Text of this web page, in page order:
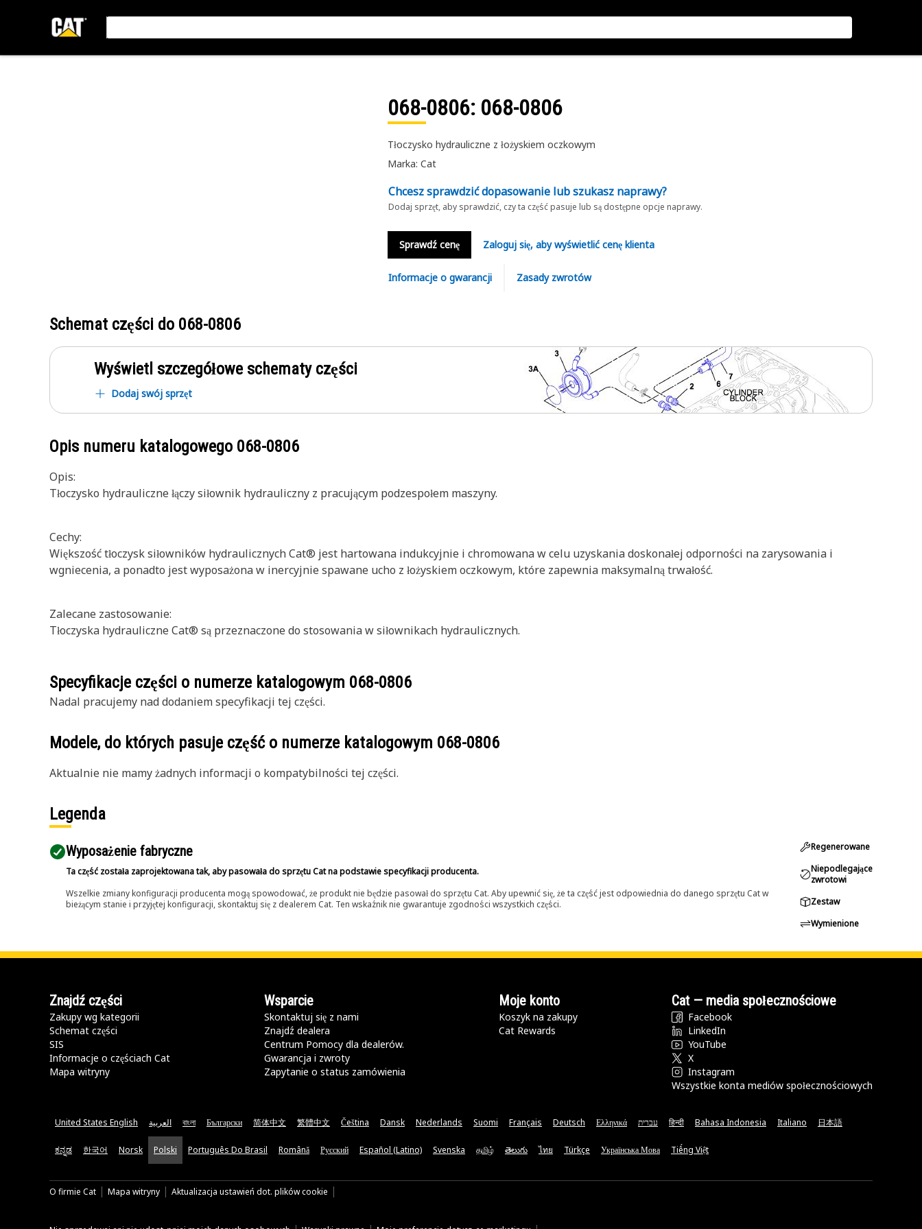
068-0806: 068-0806
Tłoczysko hydrauliczne z łożyskiem oczkowym
Marka: Cat
Chcesz sprawdzić dopasowanie lub szukasz naprawy?
Dodaj sprzęt, aby sprawdzić, czy ta część pasuje lub są dostępne opcje naprawy.
Sprawdź cenę Zaloguj się, aby wyświetlić cenę klienta
Informacje o gwarancji Zasady zwrotów
Schemat części do 068-0806
Wyświetl szczegółowe schematy części
Dodaj swój sprzęt
Opis numeru katalogowego 068-0806
Opis:
Tłoczysko hydrauliczne łączy siłownik hydrauliczny z pracującym podzespołem maszyny.
Cechy:
Większość tłoczysk siłowników hydraulicznych Cat® jest hartowana indukcyjnie i chromowana w celu uzyskania doskonałej odporności na zarysowania i
wgniecenia, a ponadto jest wyposażona w inercyjnie spawane ucho z łożyskiem oczkowym, które zapewnia maksymalną trwałość.
Zalecane zastosowanie:
Tłoczyska hydrauliczne Cat® są przeznaczone do stosowania w siłownikach hydraulicznych.
Specyfikacje części o numerze katalogowym 068-0806
Nadal pracujemy nad dodaniem specyfikacji tej części.
Modele, do których pasuje część o numerze katalogowym 068-0806
Aktualnie nie mamy żadnych informacji o kompatybilności tej części.
Legenda
Wyposażenie fabryczne
Ta część została zaprojektowana tak, aby pasowała do sprzętu Cat na podstawie specyfikacji producenta.
Wszelkie zmiany konfiguracji producenta mogą spowodować, że produkt nie będzie pasował do sprzętu Cat. Aby upewnić się, że ta część jest odpowiednia do danego sprzętu Cat w
bieżącym stanie i przyjętej konfiguracji, skontaktuj się z dealerem Cat. Ten wskaźnik nie gwarantuje zgodności wszystkich części.
Regenerowane
Niepodlegające
zwrotowi
Zestaw
Wymienione
Znajdź części
Zakupy wg kategorii
Schemat części
SIS
Informacje o częściach Cat
Mapa witryny
Wsparcie
Skontaktuj się z nami
Znajdź dealera
Centrum Pomocy dla dealerów.
Gwarancja i zwroty
Zapytanie o status zamówienia
Moje konto
Koszyk na zakupy
Cat Rewards
Cat — media społecznościowe
Facebook
LinkedIn
YouTube
X
Instagram
Wszystkie konta mediów społecznościowych
United States English العربية বাংলা Български 简体中文 繁體中文 Čeština Dansk Nederlands Suomi Français Deutsch Ελληνικά עברית हिन्दी Bahasa Indonesia Italiano 日本語
ಕನ್ನಡ 한국어 Norsk Polski Português Do Brasil Română Русский Español (Latino) Svenska தமிழ் తెలుగు ไทย Türkçe Українська Мова Tiếng Việt
O firmie Cat Mapa witryny Aktualizacja ustawień dot. plików cookie